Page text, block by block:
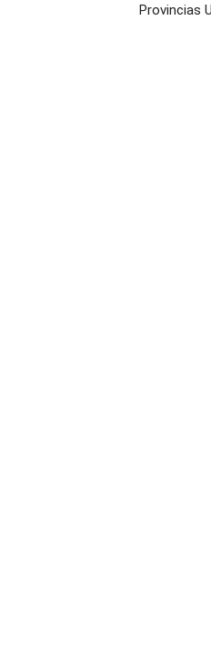
Provincias